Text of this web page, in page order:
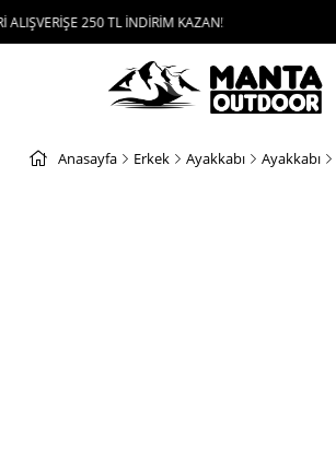
250 TL İNDİRİM KAZAN!
Anasayfa Erkek Ayakkabı Ayakkabı